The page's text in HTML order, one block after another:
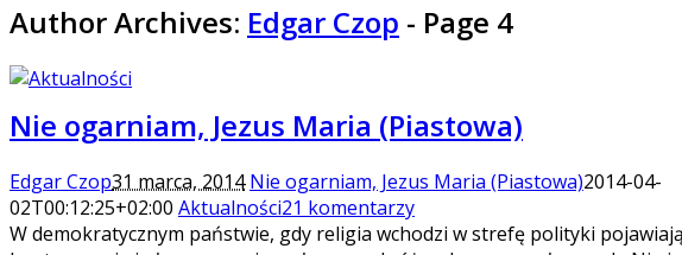
Author Archives: Edgar Czop - Page 4
Nie ogarniam, Jezus Maria (Piastowa)
Edgar Czop31 marca, 2014 Nie ogarniam, Jezus Maria (Piastowa)2014-04-
02T00:12:25+02:00 Aktualności21 komentarzy
W demokratycznym państwie, gdy religia wchodzi w strefę polityki